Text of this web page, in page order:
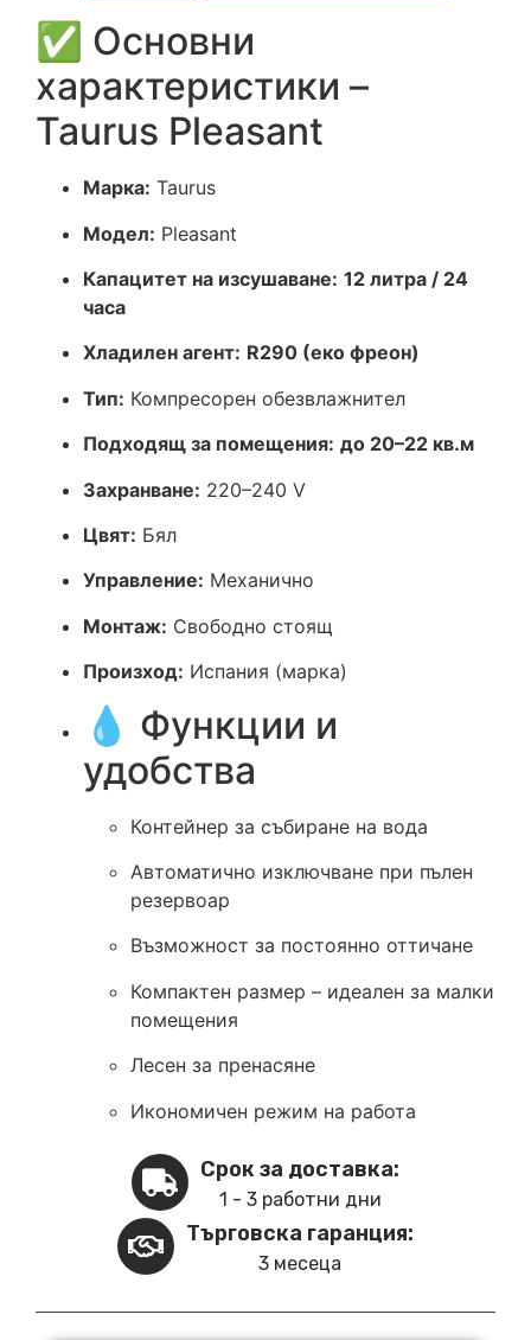
✅ Основни
характеристики –
Taurus Pleasant
Марка: Taurus
Модел: Pleasant
Капацитет на изсушаване: 12 литра / 24
часа
Хладилен агент: R290 (еко фреон)
Тип: Компресорен обезвлажнител
Подходящ за помещения: до 20–22 кв.м
Захранване: 220–240 V
Цвят: Бял
Управление: Механично
Монтаж: Свободно стоящ
Произход: Испания (марка)
💧 Функции и
удобства
Контейнер за събиране на вода
Автоматично изключване при пълен
резервоар
Възможност за постоянно оттичане
Компактен размер – идеален за малки
помещения
Лесен за пренасяне
Икономичен режим на работа
Срок за доставка:
1 - 3 работни дни
Търговска гаранция:
3 месеца